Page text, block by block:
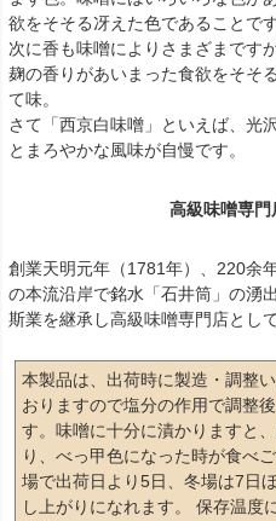
欲をそそる冴えた色であることです
次に香も味噌によりさまざまです
麹の香りがあいまった食欲をそそ
て味。
さて「西京白味噌」といえば、光
とまろやかな風味が自慢です。
高級味噌専
創業天明元年（1781年）、220余
の本流沿岸で銘水「石井筒」の湧
斯業を継承し高級味噌専門店とし
本製品は、出荷時に製造・調整
おりますので塩分の作用で調整
す。味噌に十分に漬かりますと
り、べっ甲色になった時が食べ
場で出荷日より5日、冬場は7日
し上がりになれます。 保存温度